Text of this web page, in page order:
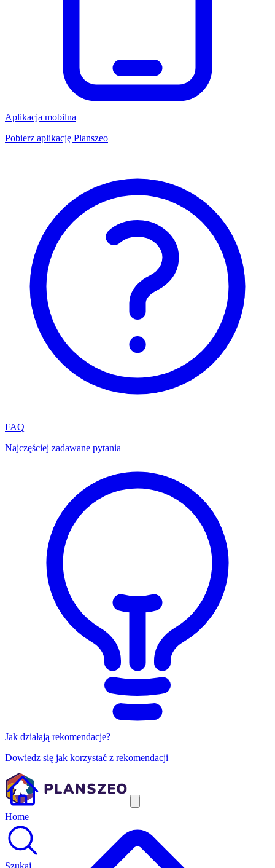
Aplikacja mobilna
Pobierz aplikację Planszeo
FAQ
Najczęściej zadawane pytania
Jak działają rekomendacje?
Dowiedz się jak korzystać z rekomendacji
Home
Szukaj